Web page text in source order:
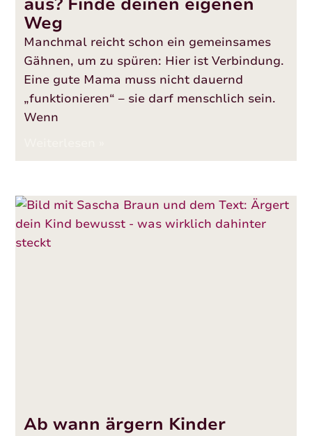
Weg
Manchmal reicht schon ein gemeinsames
Gähnen, um zu spüren: Hier ist Verbindung.
Eine gute Mama muss nicht dauernd
„funktionieren“ – sie darf menschlich sein.
Wenn
Ab wann ärgern Kinder